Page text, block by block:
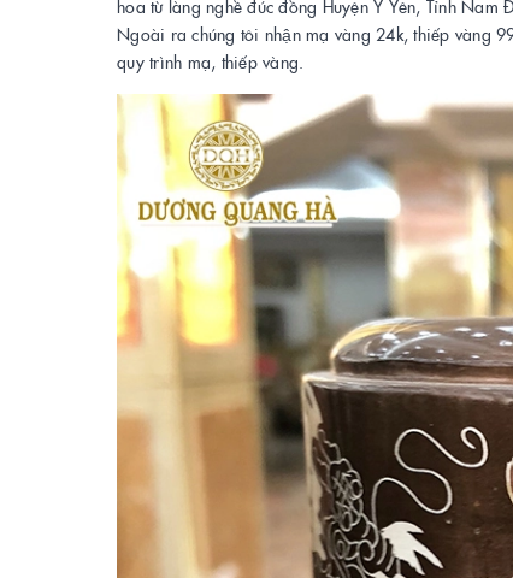
hoa từ làng nghề đúc đồng Huyện Ý Yên, Tỉnh Nam
Ngoài ra chúng tôi nhận mạ vàng 24k, thiếp vàng
quy trình mạ, thiếp vàng.